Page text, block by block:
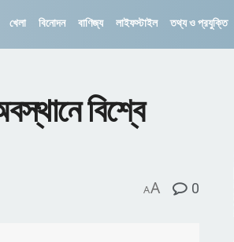
খেলা বিনোদন বাণিজ্য লাইফস্টাইল তথ্য ও প্রযুক্তি
বিশ্বে
AA 0